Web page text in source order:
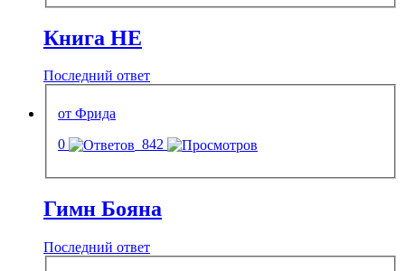
Книга НЕ
Последний ответ
от Фрида
0
842
Гимн Бояна
Последний ответ